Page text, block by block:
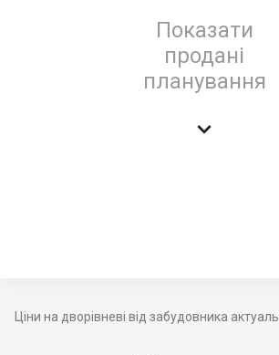
Показати
продані
планування

Ціни на дворівневі від забудовника